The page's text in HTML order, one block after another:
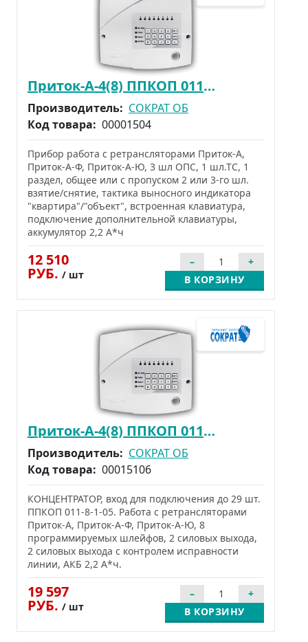
Приток-А-4(8) ППКОП 011-8-1-03К
Производитель: СОКРАТ ОБ
Код товара: 00001504
Прибор работа с ретрансляторами Приток-А,
Приток-А-Ф, Приток-А-Ю, 3 шл ОПС, 1 шл.ТС, 1
раздел, общее или с пропуском 2 или 3-го шл.
взятие/снятие, тактика выносного индикатора
"квартира"/"объект", встроенная клавиатура,
подключение дополнительной клавиатуры,
аккумулятор 2,2 А*ч
12 510
РУБ. / шт В КОРЗИНУ
Приток-А-4(8) ППКОП 011-8-1-041К(8)
Производитель: СОКРАТ ОБ
Код товара: 00015106
КОНЦЕНТРАТОР, вход для подключения до 29 шт.
ППКОП 011-8-1-05. Работа с ретрансляторами
Приток-А, Приток-А-Ф, Приток-А-Ю, 8
программируемых шлейфов, 2 силовых выхода,
2 силовых выхода с контролем исправности
линии, АКБ 2,2 А*ч.
19 597
РУБ. / шт В КОРЗИНУ